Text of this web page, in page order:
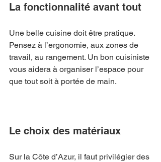
La fonctionnalité avant tout
Une belle cuisine doit être pratique.
Pensez à l’ergonomie, aux zones de
travail, au rangement. Un bon cuisiniste
vous aidera à organiser l’espace pour
que tout soit à portée de main.
Le choix des matériaux
Sur la Côte d’Azur, il faut privilégier des